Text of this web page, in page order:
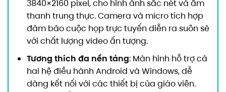
3840×2160 pixel, cho hình ảnh sắc nét và âm
thanh trung thực. Camera và micro tích hợp
đảm bảo cuộc họp trực tuyến diễn ra suôn sẻ
với chất lượng video ấn tượng.
Tương thích đa nền tảng: Màn hình hỗ trợ cả
hai hệ điều hành Android và Windows, dễ
dàng kết nối với các thiết bị của giáo viên.